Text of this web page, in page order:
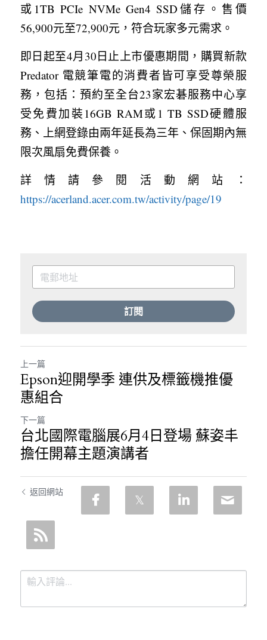
或1TB PCIe NVMe Gen4 SSD儲存。售價
56,900元至72,900元，符合玩家多元需求。
即日起至4月30日止上市優惠期間，購買新款
Predator 電競筆電的消費者皆可享受尊榮服
務，包括：預約至全台23家宏碁服務中心享
受免費加裝16GB RAM或1 TB SSD硬體服
務、上網登錄由兩年延長為三年、保固期內無
限次風扇免費保養。
詳情請參閱活動網站：
https://acerland.acer.com.tw/activity/page/19
訂閱
上一篇
Epson迎開學季 連供及標籤機推優
惠組合
下一篇
台北國際電腦展6月4日登場 蘇姿丰
擔任開幕主題演講者
返回網站